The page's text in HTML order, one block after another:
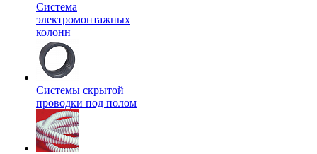
Система
электромонтажных
колонн
Системы скрытой
проводки под полом